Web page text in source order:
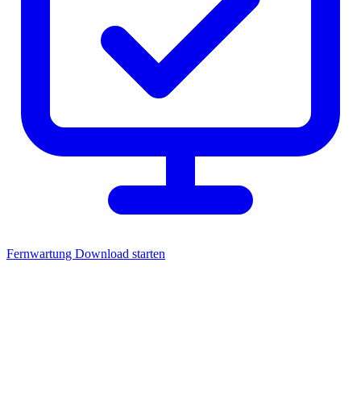
Fernwartung Download starten